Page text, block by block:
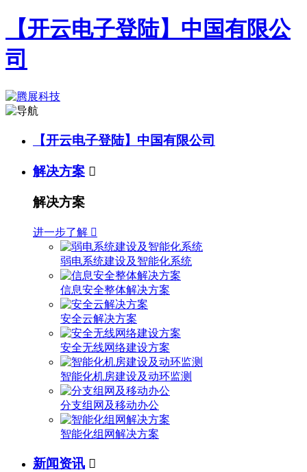
【开云电子登陆】中国有限公
司
【开云电子登陆】中国有限公司
解决方案 
解决方案
进一步了解 
弱电系统建设及智能化系统
信息安全整体解决方案
安全云解决方案
安全无线网络建设方案
智能化机房建设及动环监测
分支组网及移动办公
智能化组网解决方案
新闻资讯 